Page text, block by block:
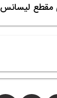
مقطع لیسانس